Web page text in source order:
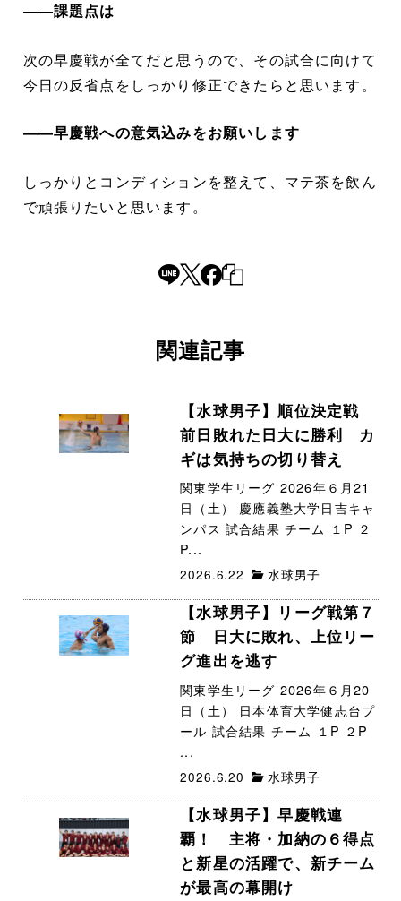
――課題点は
次の早慶戦が全てだと思うので、その試合に向けて
今日の反省点をしっかり修正できたらと思います。
――早慶戦への意気込みをお願いします
しっかりとコンディションを整えて、マテ茶を飲ん
で頑張りたいと思います。
関連記事
【水球男子】順位決定戦
前日敗れた日大に勝利 カ
ギは気持ちの切り替え
関東学生リーグ 2026年６月21
日（土） 慶應義塾大学日吉キャ
ンパス 試合結果 チーム １P ２
P...
2026.6.22 水球男子
【水球男子】リーグ戦第７
節 日大に敗れ、上位リー
グ進出を逃す
関東学生リーグ 2026年６月20
日（土） 日本体育大学健志台プ
ール 試合結果 チーム １P ２P
...
2026.6.20 水球男子
【水球男子】早慶戦連
覇！ 主将・加納の６得点
と新星の活躍で、新チーム
が最高の幕開け